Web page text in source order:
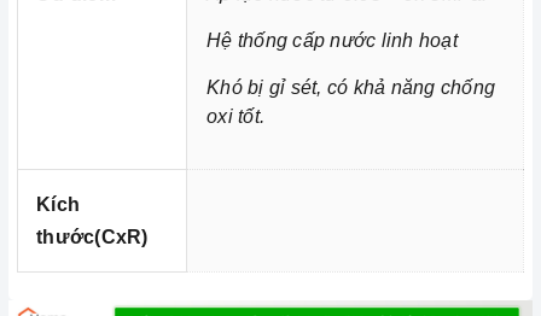
Hệ thống cấp nước linh hoạt
Khó bị gỉ sét, có khả năng chống
oxi tốt.
Kích
thước(CxR)